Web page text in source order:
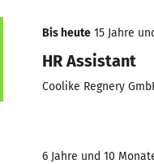
Bis heute 15 Jahre
HR Assistant
Coolike Regnery
6 Jahre und 10